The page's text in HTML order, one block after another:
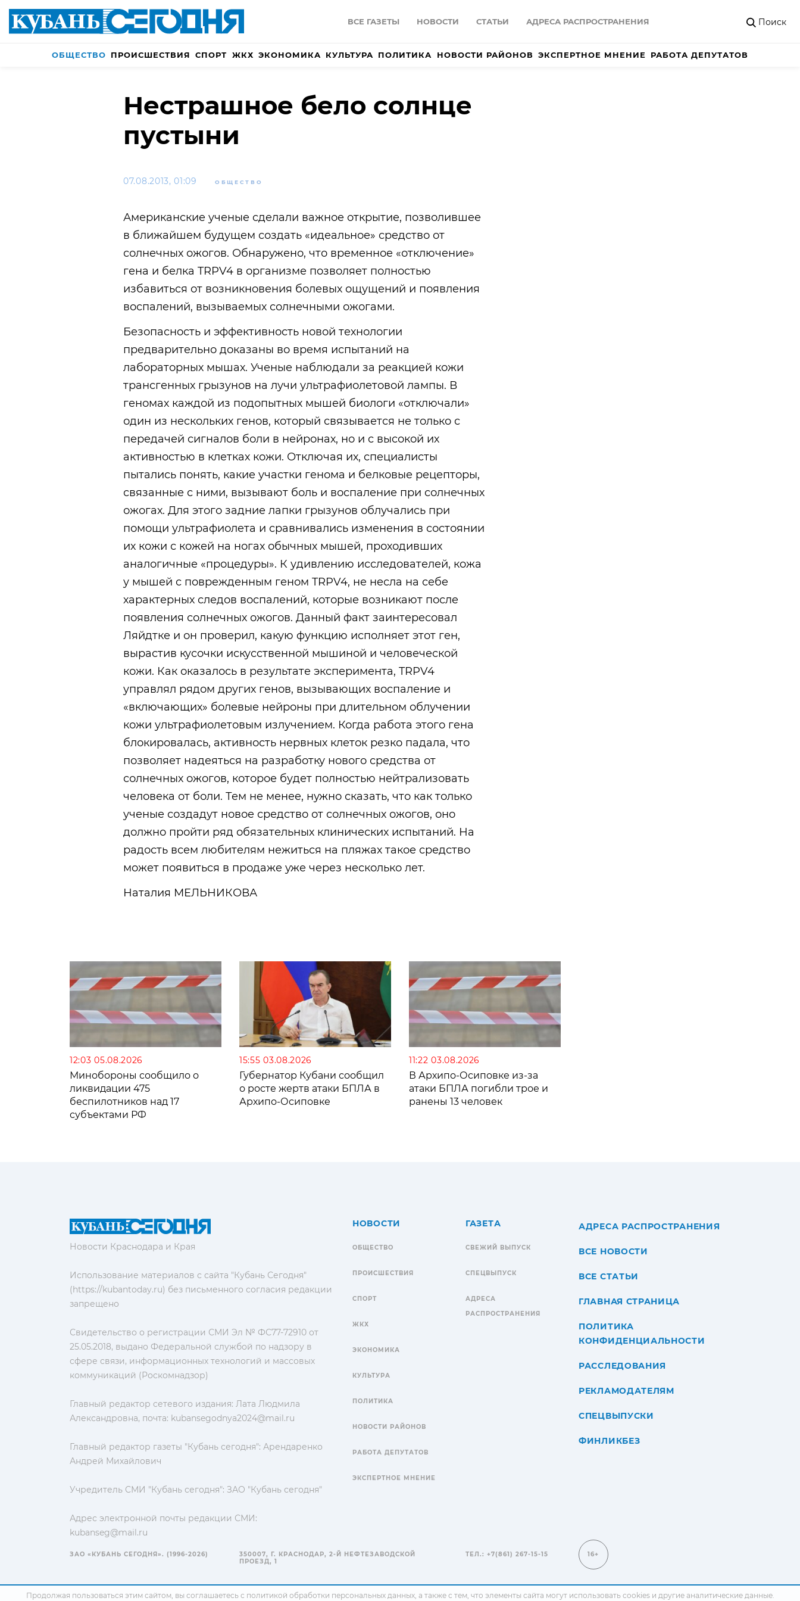
ВСЕ ГАЗЕТЫ НОВОСТИ СТАТЬИ АДРЕСА РАСПРОСТРАНЕНИЯ Поиск
ОБЩЕСТВО ПРОИСШЕСТВИЯ СПОРТ ЖКХ ЭКОНОМИКА КУЛЬТУРА ПОЛИТИКА НОВОСТИ РАЙОНОВ ЭКСПЕРТНОЕ МНЕНИЕ РАБОТА ДЕПУТАТОВ
Нестрашное бело солнце
пустыни
07.08.2013, 01:09 ОБЩЕСТВО
Американские ученые сделали важное открытие, позволившее
в ближайшем будущем создать «идеальное» средство от
солнечных ожогов. Обнаружено, что временное «отключение»
гена и белка TRPV4 в организме позволяет полностью
избавиться от возникновения болевых ощущений и появления
воспалений, вызываемых солнечными ожогами.
Безопасность и эффективность новой технологии
предварительно доказаны во время испытаний на
лабораторных мышах. Ученые наблюдали за реакцией кожи
трансгенных грызунов на лучи ультрафиолетовой лампы. В
геномах каждой из подопытных мышей биологи «отключали»
один из нескольких генов, который связывается не только с
передачей сигналов боли в нейронах, но и с высокой их
активностью в клетках кожи. Отключая их, специалисты
пытались понять, какие участки генома и белковые рецепторы,
связанные с ними, вызывают боль и воспаление при солнечных
ожогах. Для этого задние лапки грызунов облучались при
помощи ультрафиолета и сравнивались изменения в состоянии
их кожи с кожей на ногах обычных мышей, проходивших
аналогичные «процедуры». К удивлению исследователей, кожа
у мышей с поврежденным геном TRPV4, не несла на себе
характерных следов воспалений, которые возникают после
появления солнечных ожогов. Данный факт заинтересовал
Ляйдтке и он проверил, какую функцию исполняет этот ген,
вырастив кусочки искусственной мышиной и человеческой
кожи. Как оказалось в результате эксперимента, TRPV4
управлял рядом других генов, вызывающих воспаление и
«включающих» болевые нейроны при длительном облучении
кожи ультрафиолетовым излучением. Когда работа этого гена
блокировалась, активность нервных клеток резко падала, что
позволяет надеяться на разработку нового средства от
солнечных ожогов, которое будет полностью нейтрализовать
человека от боли. Тем не менее, нужно сказать, что как только
ученые создадут новое средство от солнечных ожогов, оно
должно пройти ряд обязательных клинических испытаний. На
радость всем любителям нежиться на пляжах такое средство
может появиться в продаже уже через несколько лет.
Наталия МЕЛЬНИКОВА
12:03 05.08.2026
Минобороны сообщило о
ликвидации 475
беспилотников над 17
субъектами РФ
15:55 03.08.2026
Губернатор Кубани сообщил
о росте жертв атаки БПЛА в
Архипо-Осиповке
11:22 03.08.2026
В Архипо-Осиповке из-за
атаки БПЛА погибли трое и
ранены 13 человек
Новости Краснодара и Края
Использование материалов с сайта "Кубань Сегодня"
(https://kubantoday.ru) без письменного согласия редакции
запрещено
Свидетельство о регистрации СМИ Эл № ФС77-72910 от
25.05.2018, выдано Федеральной службой по надзору в
сфере связи, информационных технологий и массовых
коммуникаций (Роскомнадзор)
Главный редактор сетевого издания: Лата Людмила
Александровна, почта: kubansegodnya2024@mail.ru
Главный редактор газеты "Кубань сегодня": Арендаренко
Андрей Михайлович
Учредитель СМИ "Кубань сегодня": ЗАО "Кубань сегодня"
Адрес электронной почты редакции СМИ:
kubanseg@mail.ru
НОВОСТИ
ОБЩЕСТВО
ПРОИСШЕСТВИЯ
СПОРТ
ЖКХ
ЭКОНОМИКА
КУЛЬТУРА
ПОЛИТИКА
НОВОСТИ РАЙОНОВ
РАБОТА ДЕПУТАТОВ
ЭКСПЕРТНОЕ МНЕНИЕ
ГАЗЕТА
СВЕЖИЙ ВЫПУСК
СПЕЦВЫПУСК
АДРЕСА
РАСПРОСТРАНЕНИЯ
АДРЕСА РАСПРОСТРАНЕНИЯ
ВСЕ НОВОСТИ
ВСЕ СТАТЬИ
ГЛАВНАЯ СТРАНИЦА
ПОЛИТИКА
КОНФИДЕНЦИАЛЬНОСТИ
РАССЛЕДОВАНИЯ
РЕКЛАМОДАТЕЛЯМ
СПЕЦВЫПУСКИ
ФИНЛИКБЕЗ
ЗАО «КУБАНЬ СЕГОДНЯ». (1996-2026)
350007, Г. КРАСНОДАР, 2-Й НЕФТЕЗАВОДСКОЙ
ПРОЕЗД, 1
ТЕЛ.: +7(861) 267-15-15 16+
Продолжая пользоваться этим сайтом, вы соглашаетесь с политикой обработки персональных данных, а также с тем, что элементы сайта могут использовать cookies и другие аналитические данные.